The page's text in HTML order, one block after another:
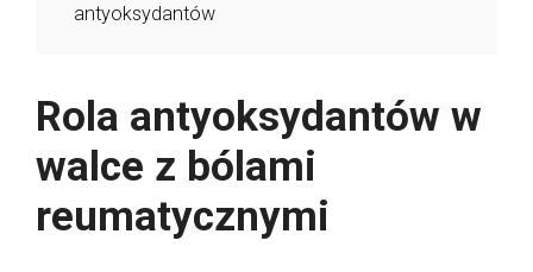
antyoksydantów
Rola antyoksydantów w
walce z bólami
reumatycznymi